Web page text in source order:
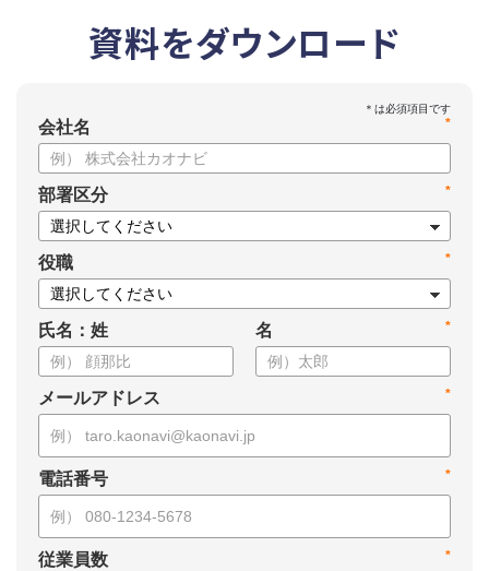
資料をダウンロード
*
会社名
*
部署区分
*
役職
氏名：姓 *
名
*
メールアドレス
*
電話番号
*
従業員数